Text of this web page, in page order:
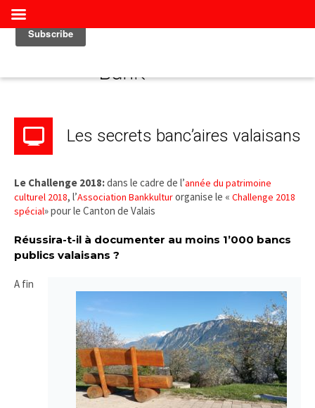
Les secrets banc’aires valaisans
Le Challenge 2018:dans le cadre de l’année du patrimoine
culturel 2018, l’Association Bankkulturorganise le « Challenge 2018
spécial» pour le Canton de Valais
Réussira-t-il à documenter au moins 1’000 bancs
publics valaisans ?
A fin